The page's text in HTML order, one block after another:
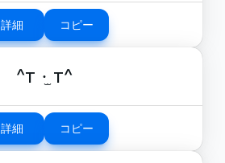
詳細 コピー
^т ·̫ т^
詳細 コピー